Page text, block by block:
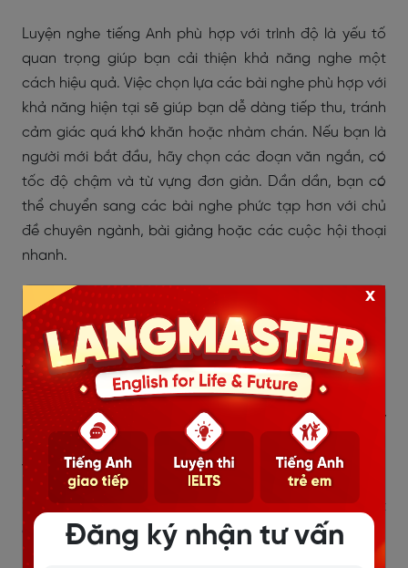
Luyện nghe tiếng Anh phù hợp với trình độ là yếu tố
quan trọng giúp bạn cải thiện khả năng nghe một
cách hiệu quả. Việc chọn lựa các bài nghe phù hợp với
khả năng hiện tại sẽ giúp bạn dễ dàng tiếp thu, tránh
cảm giác quá khó khăn hoặc nhàm chán. Nếu bạn là
người mới bắt đầu, hãy chọn các đoạn văn ngắn, có
tốc độ chậm và từ vựng đơn giản. Dần dần, bạn có
thể chuyển sang các bài nghe phức tạp hơn với chủ
đề chuyên ngành, bài giảng hoặc các cuộc hội thoại
nhanh.
Khi luyện nghe, hãy bắt đầu từ những nguồn tài liệu
đơn giản và tăng dần độ khó, kết hợp với việc sử dụng
phụ đề để hỗ trợ. Điều này giúp bạn xây dựng nền
tảng vững chắc, đồng thời giúp nâng cao sự tự tin
trong việc hiểu và phản xạ khi nghe tiếng Anh. Luyện
nghe đúng với trình độ không chỉ giúp bạn cảm thấy
thoải mái mà còn giúp quá trình học hiệu quả và bền
vững.
>> Xem thêm:Luyện nghe tiếng Anh cho người mới bắt
đầu
Đăng ký nhận tư vấn
x